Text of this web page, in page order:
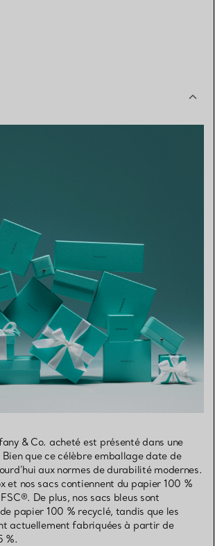
& Co. acheté est présenté dans une
que ce célèbre emballage date de
aux normes de durabilité modernes.
et nos sacs contiennent du papier 100 %
De plus, nos sacs bleus sont
papier 100 % recyclé, tandis que les
actuellement fabriquées à partir de
%.